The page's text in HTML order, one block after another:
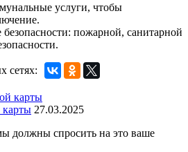
услуги, чтобы
пожарной, санитарной
сетях:
карты 27.03.2025
должны спросить на это ваше